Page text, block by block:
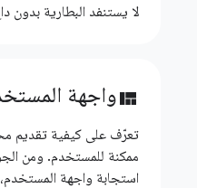
لا يستنفد البطارية بدون
view_quiltواجهة
تعرّف على كيفية تقديم
ممكنة للمستخدم. ومن
استجابة واجهة